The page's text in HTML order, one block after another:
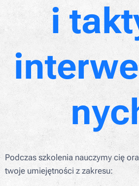
i
Podczas szkolenia nauczymy cię
twoje umiejętności z zakresu: